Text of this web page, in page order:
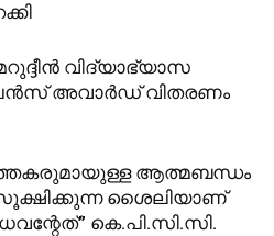
വിദ്യാഭ്യാസ
അവാർഡ് വിതരണം
ആത്മബന്ധം
ശൈലിയാണ്
കെ.പി.സി.സി.